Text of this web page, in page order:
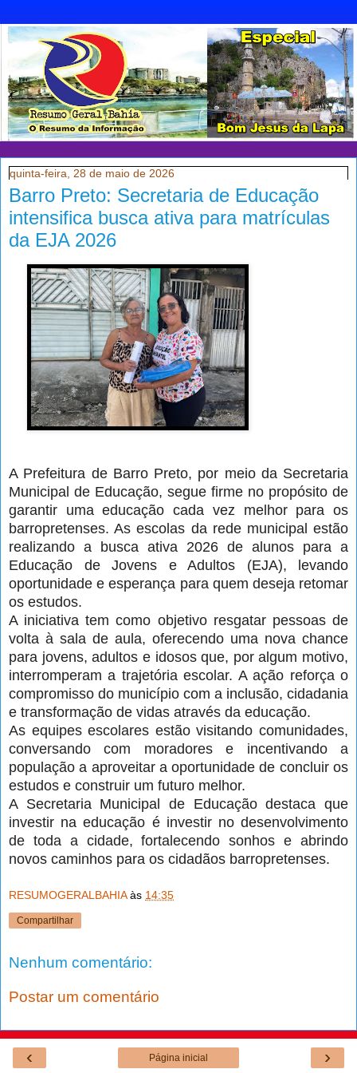
quinta-feira, 28 de maio de 2026
Barro Preto: Secretaria de Educação
intensifica busca ativa para matrículas
da EJA 2026
A Prefeitura de Barro Preto, por meio da Secretaria
Municipal de Educação, segue firme no propósito de
garantir uma educação cada vez melhor para os
barropretenses. As escolas da rede municipal estão
realizando a busca ativa 2026 de alunos para a
Educação de Jovens e Adultos (EJA), levando
oportunidade e esperança para quem deseja retomar
os estudos.
A iniciativa tem como objetivo resgatar pessoas de
volta à sala de aula, oferecendo uma nova chance
para jovens, adultos e idosos que, por algum motivo,
interromperam a trajetória escolar. A ação reforça o
compromisso do município com a inclusão, cidadania
e transformação de vidas através da educação.
As equipes escolares estão visitando comunidades,
conversando com moradores e incentivando a
população a aproveitar a oportunidade de concluir os
estudos e construir um futuro melhor.
A Secretaria Municipal de Educação destaca que
investir na educação é investir no desenvolvimento
de toda a cidade, fortalecendo sonhos e abrindo
novos caminhos para os cidadãos barropretenses.
RESUMOGERALBAHIA às 14:35
Compartilhar
Nenhum comentário:
Postar um comentário
‹ ›
Página inicial